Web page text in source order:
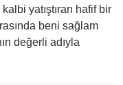
kalbi yatıştıran hafif bir
beni sağlam
değerli adıyla